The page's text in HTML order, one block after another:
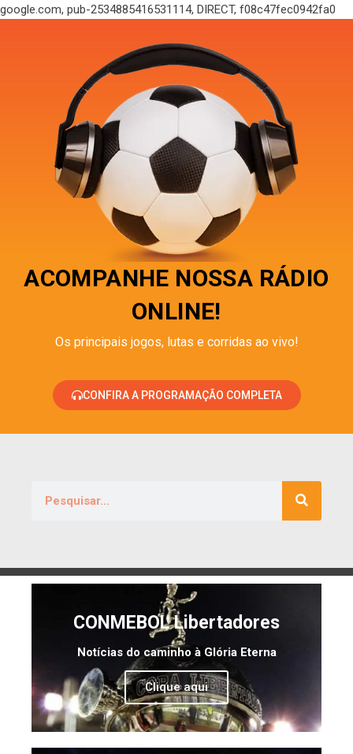
google.com, pub-2534885416531114, DIRECT, f08c47fec0942fa0
ACOMPANHE NOSSA RÁDIO
ONLINE!
Os principais jogos, lutas e corridas ao vivo!
CONFIRA A PROGRAMAÇÃO COMPLETA
CONMEBOL Libertadores
Notícias do caminho à Glória Eterna
Clique aqui